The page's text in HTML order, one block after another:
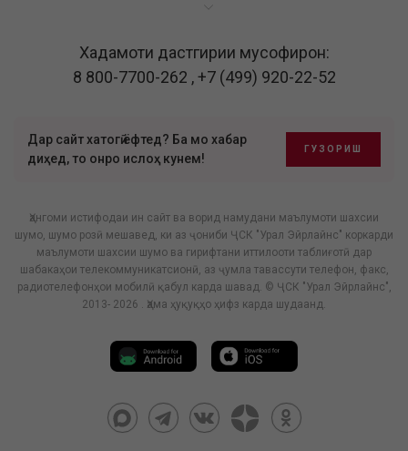
Хадамоти дастгирии мусофирон:
8 800-7700-262 ,+7 (499) 920-22-52
Дар сайт хатогӣ ёфтед? Ба мо хабар
диҳед, то онро ислоҳ кунем!
ГУЗОРИШ
Ҳангоми истифодаи ин сайт ва ворид намудани маълумоти шахсии
шумо, шумо розӣ мешавед, ки аз ҷониби ҶСК "Урал Эйрлайнс" коркарди
маълумоти шахсии шумо ва гирифтани иттилооти таблиғотӣ дар
шабакаҳои телекоммуникатсионӣ, аз ҷумла тавассути телефон, факс,
радиотелефонҳои мобилӣ қабул карда шавад. © ҶСК "Урал Эйрлайнс",
2013- 2026 . Ҳама ҳуқуқҳо ҳифз карда шудаанд.